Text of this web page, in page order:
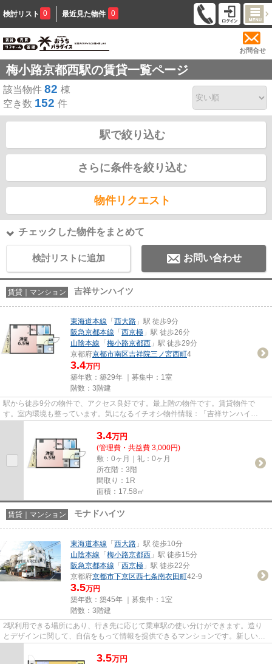
検討リスト 0 最近見た物件 0
お問合せ
梅小路京都西駅の賃貸一覧ページ
該当物件 82 棟
空き数 152 件
駅で絞り込む
さらに条件を絞り込む
物件リクエスト
チェックした物件をまとめて
検討リストに追加 お問い合わせ
賃貸｜マンション 吉祥サンハイツ
東海道本線 「 西大路 」駅 徒歩9分
阪急京都本線 「 西京極 」駅 徒歩26分
山陰本線 「 梅小路京都西 」駅 徒歩29分
京都府京都市南区吉祥院三ノ宮西町4
3.4万円
築年数：築29年 ｜募集中： 1室
階数：3階建
駅から徒歩9分の物件で、アクセス良好です。最上階の物件です。賃貸物件で
す。室内環境も整っています。気になるイチオシ物件情報：「吉祥サンハイ
3.4万円
(管理費・共益費 3,000円)
敷：0ヶ月｜礼：0ヶ月
所在階：3階
間取り：1R
面積：17.58㎡
賃貸｜マンション モナドハイツ
東海道本線 「 西大路 」駅 徒歩10分
山陰本線 「 梅小路京都西 」駅 徒歩15分
阪急京都本線 「 西京極 」駅 徒歩22分
京都府京都市下京区西七条南衣田町42-9
3.5万円
築年数：築45年 ｜募集中： 1室
階数：3階建
2駅利用できる場所にあり、行き先に応じて乗車駅の使い分けができます。造り
とデザインに関して、自信をもって情報を提供できるマンションです。新しい
3.5万円